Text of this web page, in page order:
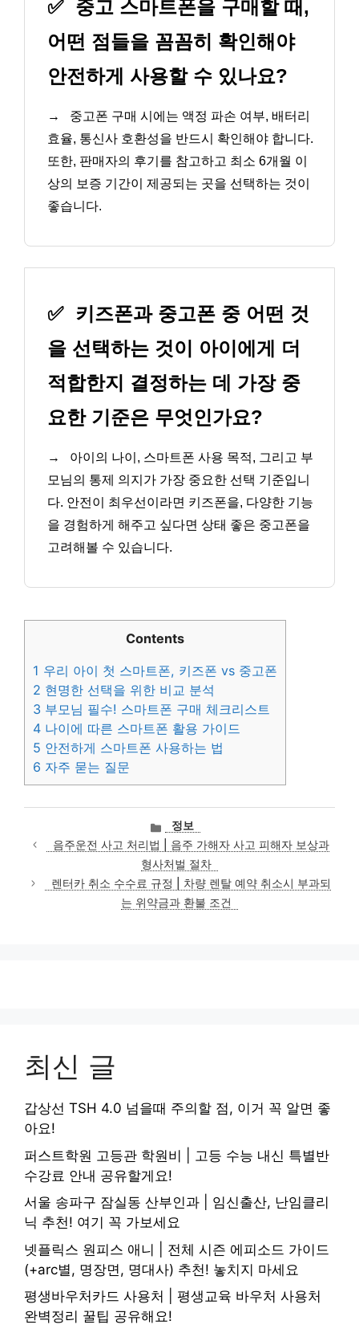
✅ 중고 스마트폰을 구매할 때,
어떤 점들을 꼼꼼히 확인해야
안전하게 사용할 수 있나요?
→
중고폰 구매 시에는 액정 파손 여부, 배터리
효율, 통신사 호환성을 반드시 확인해야 합니다.
또한, 판매자의 후기를 참고하고 최소 6개월 이
상의 보증 기간이 제공되는 곳을 선택하는 것이
좋습니다.
✅ 키즈폰과 중고폰 중 어떤 것
을 선택하는 것이 아이에게 더
적합한지 결정하는 데 가장 중
요한 기준은 무엇인가요?
→
아이의 나이, 스마트폰 사용 목적, 그리고 부
모님의 통제 의지가 가장 중요한 선택 기준입니
다. 안전이 최우선이라면 키즈폰을, 다양한 기능
을 경험하게 해주고 싶다면 상태 좋은 중고폰을
고려해볼 수 있습니다.
Contents
1 우리 아이 첫 스마트폰, 키즈폰 vs 중고폰
2 현명한 선택을 위한 비교 분석
3 부모님 필수! 스마트폰 구매 체크리스트
4 나이에 따른 스마트폰 활용 가이드
5 안전하게 스마트폰 사용하는 법
6 자주 묻는 질문
카
테
고
리
정보
음주운전 사고 처리법 | 음주 가해자 사고 피해자 보상과
형사처벌 절차
렌터카 취소 수수료 규정 | 차량 렌탈 예약 취소시 부과되
는 위약금과 환불 조건
최신 글
갑상선 TSH 4.0 넘을때 주의할 점, 이거 꼭 알면 좋
아요!
퍼스트학원 고등관 학원비 | 고등 수능 내신 특별반
수강료 안내 공유할게요!
서울 송파구 잠실동 산부인과 | 임신출산, 난임클리
닉 추천! 여기 꼭 가보세요
넷플릭스 원피스 애니 | 전체 시즌 에피소드 가이드
(+arc별, 명장면, 명대사) 추천! 놓치지 마세요
평생바우처카드 사용처 | 평생교육 바우처 사용처
완벽정리 꿀팁 공유해요!